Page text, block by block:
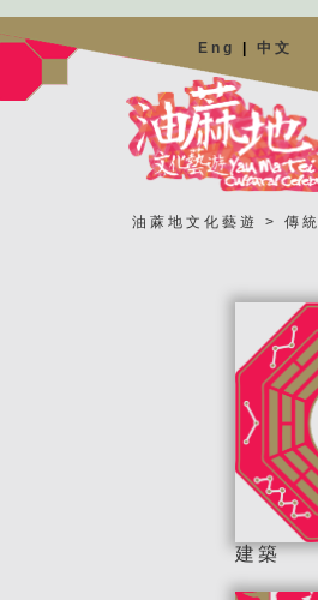
Eng |中文
油蔴地文化藝遊 > 傳統
建築